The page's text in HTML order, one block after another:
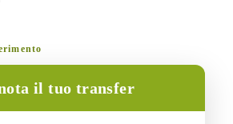
il tuo transfer